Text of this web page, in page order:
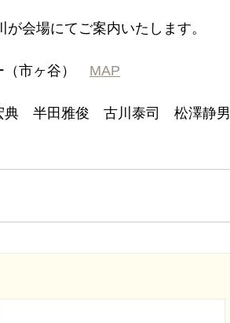
会場にてご案内いたします。
（市ヶ谷） MAP
　半田雅俊　古川泰司　松澤静